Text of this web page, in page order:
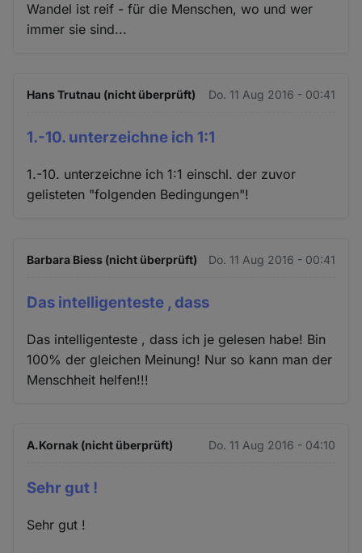
Wandel ist reif - für die Menschen, wo und wer
immer sie sind...
Hans Trutnau (nicht überprüft) Do. 11 Aug 2016 - 00:41
1.-10. unterzeichne ich 1:1
1.-10. unterzeichne ich 1:1 einschl. der zuvor
gelisteten "folgenden Bedingungen"!
Barbara Biess (nicht überprüft) Do. 11 Aug 2016 - 00:41
Das intelligenteste , dass
Das intelligenteste , dass ich je gelesen habe! Bin
100% der gleichen Meinung! Nur so kann man der
Menschheit helfen!!!
A.Kornak (nicht überprüft) Do. 11 Aug 2016 - 04:10
Sehr gut !
Sehr gut !